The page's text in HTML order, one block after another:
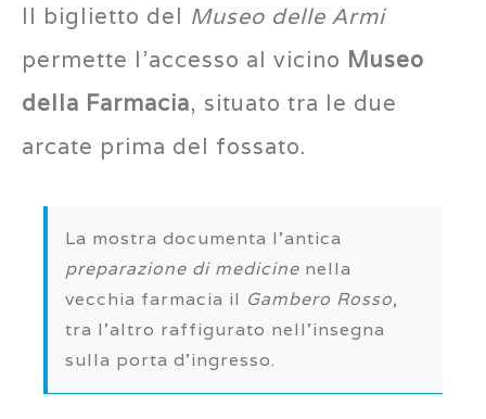
Il biglietto del Museo delle Armi
permette l’accesso al vicino Museo
della Farmacia, situato tra le due
arcate prima del fossato.
La mostra documenta l’antica
preparazione di medicine nella
vecchia farmacia il Gambero Rosso,
tra l’altro raffigurato nell’insegna
sulla porta d’ingresso.